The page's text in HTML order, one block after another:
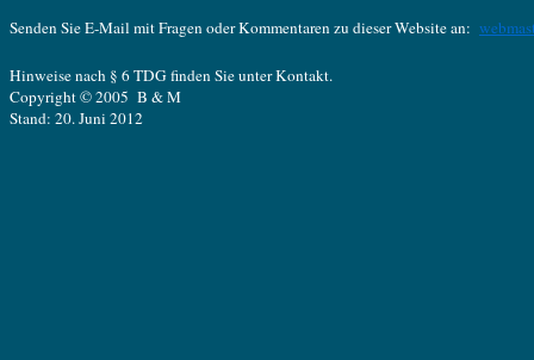
Senden Sie E-Mail mit Fragen oder Kommentaren zu dieser Website an:
Hinweise nach § 6 TDG finden Sie unter Kontakt.
Copyright © 2005 B & M
Stand: 20. Juni 2012